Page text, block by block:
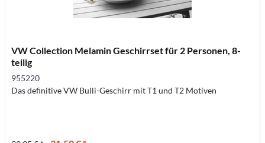
VW Collection Melamin Geschirrset für 2 Personen, 8-
teilig
955220
Das definitive VW Bulli-Geschirr mit T1 und T2 Motiven